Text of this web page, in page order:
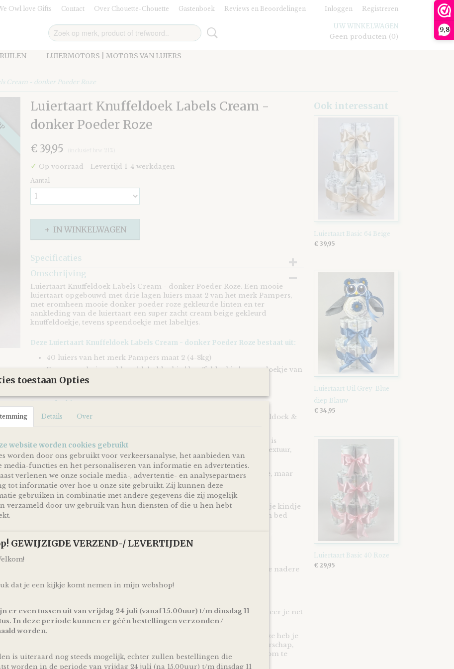
9,8
Owl love Gifts Contact Over Chouette-Chouette Gastenboek Reviews en Beoordelingen Inloggen Registreren
UW WINKELWAGEN
Geen producten (0)
LUIERMOTORS | MOTORS VAN LUIERS
Cream - donker Poeder Roze
Luiertaart Knuffeldoek Labels Cream -
donker Poeder Roze
€ 39,95
✓ Op voorraad - Levertijd 1-4 werkdagen
Aantal
IN WINKELWAGEN
Specificaties
EAN code
Omschrijving
Luiertaart Knuffeldoek Labels Cream - donker Poeder Roze. Een mooie
luiertaart opgebouwd met drie lagen luiers maat 2 van het merk Pampers,
met eromheen mooie donker poeder roze gekleurde linten en ter
aankleding van de luiertaart een super zacht cream beige gekleurd
knuffeldoekje, tevens speendoekje met labeltjes.
Deze Luiertaart Knuffeldoek Labels Cream - donker Poeder Roze bestaat uit:
40 luiers van het merk Pampers maat 2 (4-8kg)
Een cream beige gekleurd labeldoekje | knuffeldoekje | speendoekje van
het merk "Funnies"
Speendoekje
Een heerlijk zacht cream beige gekleurd speendoekje, tevens knuffeldoek &
labeldoek van het merk "Funnies".
Het vierkante knuffeldoekje is gemaakt van een super zachte stof en is
rondom voorzien van labeltjes, die allemaal verschillen van kleur, textuur,
vorm & dikte.
Het doekje is voor je kindje niet alleen een heerlijk knuffel vriendje, maar
het helpt ook nog eens de motorische ontwikkeling van je kleine te
stimuleren.
Aan het doekje kun je eventueel ook een speen bevestigen. Zo heeft je kindje
een knuffelvriendje en kan het de speen makkelijker terugvinden in bed
Afmetingen van het speendoekje zijn ca 24cm*24cm
Raadpleeg voor gebruik en het wassen altijd eerst het waslabel en de nadere
Luiers zijn altijd van harte welkom met een baby op komst of wanneer je net
kersverse papa en mama geworden bent!
Met deze Luiertaart Knuffeldoek Labels Cream - donker Poeder Roze heb je
een super mooi en vooral bruikbaar kraamcadeau voor een zwangerschap,
babyshower of geboorte! Ontzettend handig om te krijgen en leuk om te
geven!
Ook interessant
Luiertaart Basic 64 Beige
€ 39,95
Luiertaart Uil Grey-Blue -
diep Blauw
€ 34,95
Luiertaart Basic 40 Roze
€ 29,95
toestaan Opties
Details Over
website worden cookies gebruikt
worden door ons gebruikt voor verkeersanalyse, het aanbieden van
media-functies en het personaliseren van informatie en advertenties.
verlenen we onze sociale media-, advertentie- en analysepartners
tot informatie over hoe u onze site gebruikt. Zij kunnen deze
gebruiken in combinatie met andere gegevens die zij mogelijk
verzameld door uw gebruik van hun diensten of die u hen hebt
GEWIJZIGDE VERZEND-/ LEVERTIJDEN
dat je een kijkje komt nemen in mijn webshop!
er even tussen uit van vrijdag 24 juli (vanaf 15.00uur) t/m dinsdag 11
In deze periode kunnen er géén bestellingen verzonden /
worden.
is uiteraard nog steeds mogelijk, echter zullen bestellingen die
worden in de periode van vrijdag 24 juli (na 15.00uur) t/m dinsdag 11